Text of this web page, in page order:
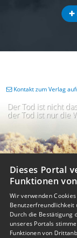
Der Tod ist nicht
der Tod ist nur die
Kontakt zum Verlag
Impressum
Barrierefreiheit
Dieses Portal
Funktionen
Wir verwenden
Benutzerfreundlichkeit
Durch die Bestätigung
unseres Portals
Funktionen von